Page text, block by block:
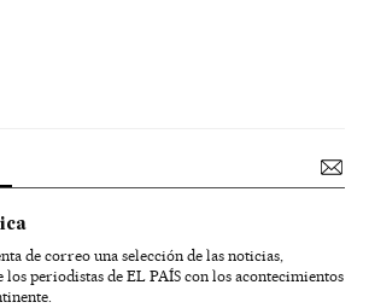
de correo una selección de las noticias,
los periodistas de EL PAÍS con los acontecimientos